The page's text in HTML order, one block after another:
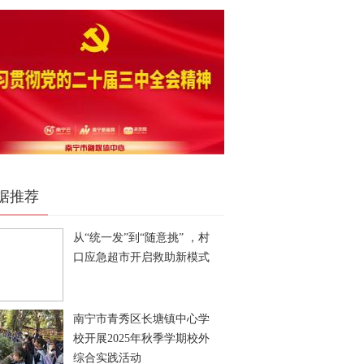
推荐
从“统一发”到“随意挑” ，村
口应急超市开启救助新模式
南宁市青秀区长塘镇中心学
校开展2025年秋季学期校外
综合实践活动